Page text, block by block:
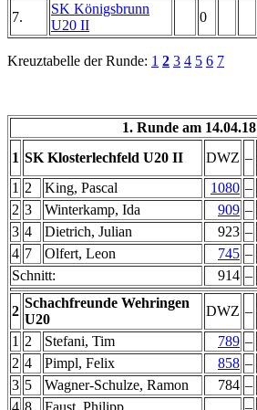
7.
SK Königsbrunn
U20 II
0
Kreuztabelle der Runde: 1 2 3 4 5 6 7
1. Runde am 14.04.18
1 SK Klosterlechfeld U20 II DWZ –
1 2 King, Pascal 1080 –
2 3 Winterkamp, Ida 909 –
3 4 Dietrich, Julian 923 –
4 7 Olfert, Leon 745 –
Schnitt:
914 –
2
Schachfreunde Wehringen
U20
DWZ –
1 2 Stefani, Tim 789 –
2 4 Pimpl, Felix 858 –
3 5 Wagner-Schulze, Ramon 784 –